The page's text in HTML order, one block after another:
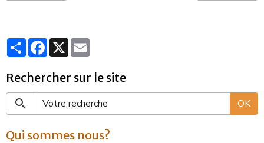
PartagerFacebook
X
Rechercher sur le site
OK
Qui sommes nous?